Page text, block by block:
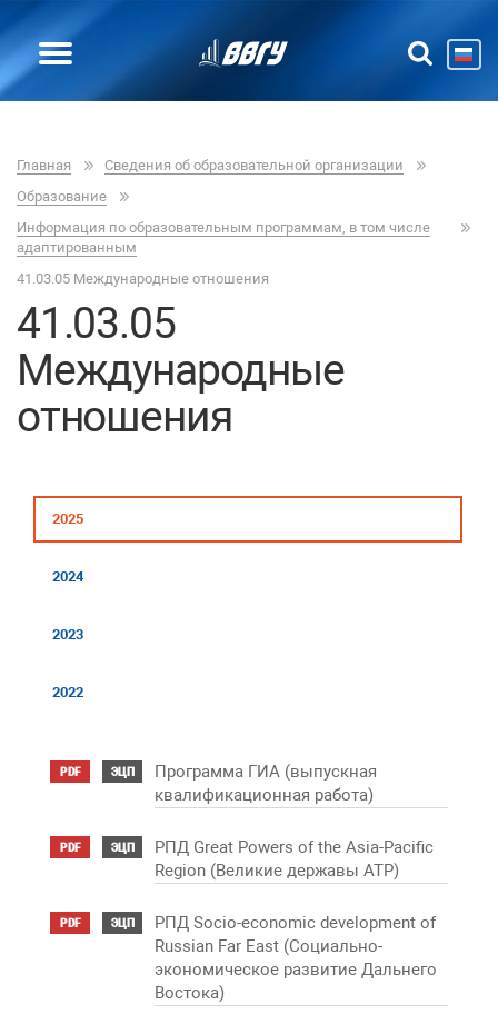
Главная
Сведения об образовательной организации
Образование
Информация по образовательным программам, в том числе
адаптированным
41.03.05 Международные отношения
41.03.05
Международные
отношения
2025
2024
2023
2022
PDF ЭЦП
Программа ГИА (выпускная
квалификационная работа)
PDF ЭЦП
РПД Great Powers of the Asia-Pacific
Region (Великие державы АТР)
PDF ЭЦП
РПД Socio-economic development of
Russian Far East (Социально-
экономическое развитие Дальнего
Востока)